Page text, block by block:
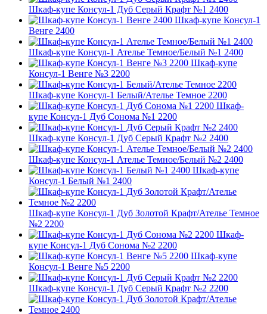
Шкаф-купе Консул-1 Дуб Серый Крафт №1 2400
Шкаф-купе Консул-1
Венге 2400
Шкаф-купе Консул-1 Ателье Темное/Белый №1 2400
Шкаф-купе
Консул-1 Венге №3 2200
Шкаф-купе Консул-1 Белый/Ателье Темное 2200
Шкаф-
купе Консул-1 Дуб Сонома №1 2200
Шкаф-купе Консул-1 Дуб Серый Крафт №2 2400
Шкаф-купе Консул-1 Ателье Темное/Белый №2 2400
Шкаф-купе
Консул-1 Белый №1 2400
Шкаф-купе Консул-1 Дуб Золотой Крафт/Ателье Темное
№2 2200
Шкаф-
купе Консул-1 Дуб Сонома №2 2200
Шкаф-купе
Консул-1 Венге №5 2200
Шкаф-купе Консул-1 Дуб Серый Крафт №2 2200